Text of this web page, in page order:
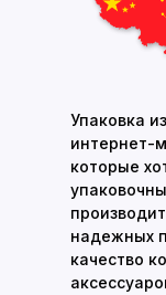
Упаковка
интернет-
которые
надежных
качество